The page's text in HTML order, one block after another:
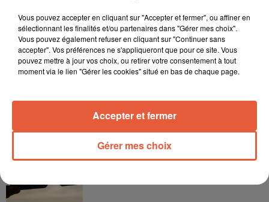
À LA UNE
6 août 2026
Arles : après un taureau percuté lors d'une
6 août 2026
Éclipse solaire du 12 août 2026 : le CHU de Nîmes
Vous pouvez accepter en cliquant sur "Accepter et fermer", ou affiner en
sélectionnant les finalités et/ou partenaires dans "Gérer mes choix".
Vous pouvez également refuser en cliquant sur "Continuer sans
accepter". Vos préférences ne s'appliqueront que pour ce site. Vous
pouvez mettre à jour vos choix, ou retirer votre consentement à tout
moment via le lien "Gérer les cookies" situé en bas de chaque page.
Gérer mes choix
Accepter et fermer